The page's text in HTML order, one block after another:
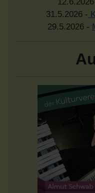
31.5.2026 -
29.5.2026 -